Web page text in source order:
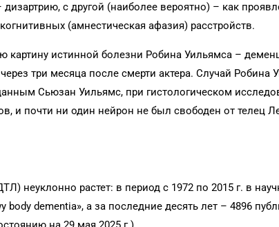
с другой (наиболее вероятно) – как
(амнестическая афазия) расстройств.
картину истинной болезни Робина Уильямса –
три месяца после смерти актера. Случай Робина
Сьюзан Уильямс, при гистологическом
и почти ни один нейрон не был свободен от телец
неуклонно растет: в период с 1972 по 2015 г. в
body dementia», а за последние десять лет – 4896